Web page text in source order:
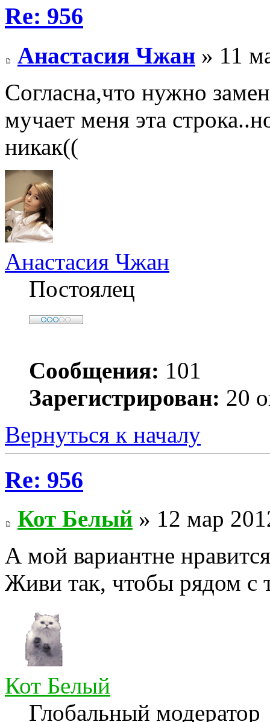
Re: 956
Анастасия Чжан » 11
Согласна,что нужно
мучает меня эта
никак((
Анастасия Чжан
Постоялец
Сообщения: 101
Зарегистрирован: 20
Вернуться к началу
Re: 956
Кот Белый » 12 мар
А мой вариантне
Живи так, чтобы рядом с
Кот Белый
Глобальный модератор